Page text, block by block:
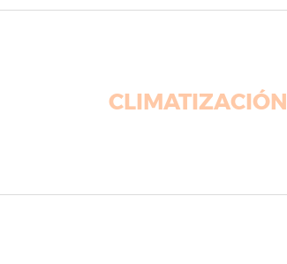
CLIMATIZACIÓN